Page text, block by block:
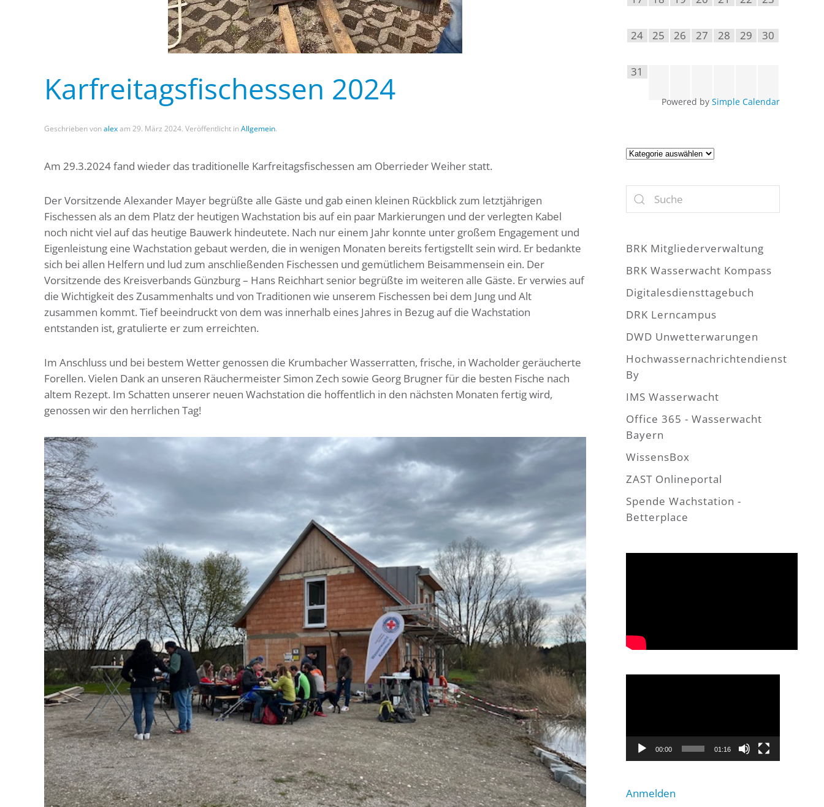
Karfreitagsfischessen 2024
Geschrieben vonalexam 29. März 2024. Veröffentlicht inAllgemein.
Am 29.3.2024 fand wieder das traditionelle Karfreitagsfischessen am Oberrieder Weiher statt.
Der Vorsitzende Alexander Mayer begrüßte alle Gäste und gab einen kleinen Rückblick zum letztjährigen
Fischessen als an dem Platz der heutigen Wachstation bis auf ein paar Markierungen und der verlegten Kabel
noch nicht viel auf das heutige Bauwerk hindeutete. Nach nur einem Jahr konnte unter großem Engagement und
Eigenleistung eine Wachstation gebaut werden, die in wenigen Monaten bereits fertigstellt sein wird. Er bedankte
sich bei allen Helfern und lud zum anschließenden Fischessen und gemütlichem Beisammensein ein. Der
Vorsitzende des Kreisverbands Günzburg – Hans Reichhart senior begrüßte im weiteren alle Gäste. Er verwies auf
die Wichtigkeit des Zusammenhalts und von Traditionen wie unserem Fischessen bei dem Jung und Alt
zusammen kommt. Tief beeindruckt von dem was innerhalb eines Jahres in Bezug auf die Wachstation
entstanden ist, gratulierte er zum erreichten.
Im Anschluss und bei bestem Wetter genossen die Krumbacher Wasserratten, frische, in Wacholder geräucherte
Forellen. Vielen Dank an unseren Räuchermeister Simon Zech sowie Georg Brugner für die besten Fische nach
altem Rezept. Im Schatten unserer neuen Wachstation die hoffentlich in den nächsten Monaten fertig wird,
genossen wir den herrlichen Tag!
24 25 26 27 28 29 30
31
Powered by Simple Calendar
Artikel
BRK Mitgliederverwaltung
BRK Wasserwacht Kompass
Digitalesdiensttagebuch
DRK Lerncampus
DWD Unwetterwarungen
Hochwassernachrichtendienst
By
IMS Wasserwacht
Office 365 - Wasserwacht
Bayern
WissensBox
ZAST Onlineportal
Spende Wachstation -
Betterplace
00:00 01:16
Anmelden